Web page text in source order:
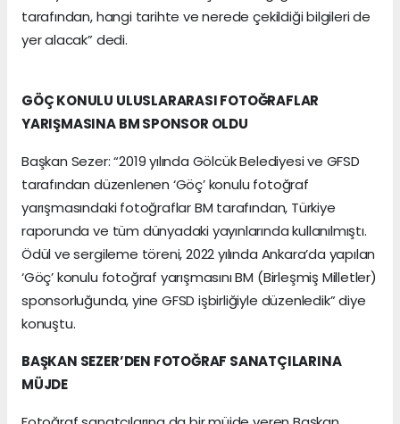
tarafından, hangi tarihte ve nerede çekildiği bilgileri de
yer alacak” dedi.
GÖÇ KONULU ULUSLARARASI FOTOĞRAFLAR
YARIŞMASINA BM SPONSOR OLDU
Başkan Sezer: “2019 yılında Gölcük Belediyesi ve GFSD
tarafından düzenlenen ‘Göç’ konulu fotoğraf
yarışmasındaki fotoğraflar BM tarafından, Türkiye
raporunda ve tüm dünyadaki yayınlarında kullanılmıştı.
Ödül ve sergileme töreni, 2022 yılında Ankara’da yapılan
‘Göç’ konulu fotoğraf yarışmasını BM (Birleşmiş Milletler)
sponsorluğunda, yine GFSD işbirliğiyle düzenledik” diye
konuştu.
BAŞKAN SEZER’DEN FOTOĞRAF SANATÇILARINA
MÜJDE